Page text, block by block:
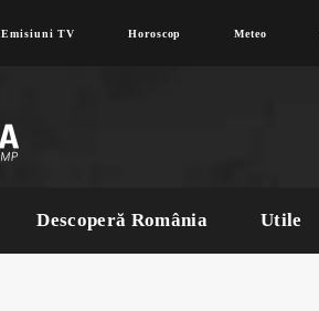
Emisiuni TV Horoscop Meteo
Descoperă România Utile